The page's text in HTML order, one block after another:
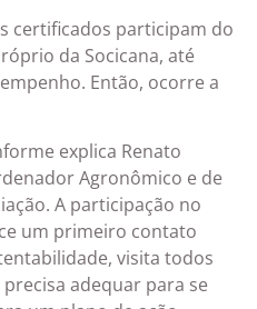
certificados participam do
da Socicana, até
Então, ocorre a
explica Renato
Agronômico e de
A participação no
um primeiro contato
visita todos
adequar para se